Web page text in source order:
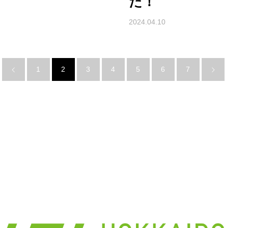
2024.04.10
1 2 3 4 5 6 7